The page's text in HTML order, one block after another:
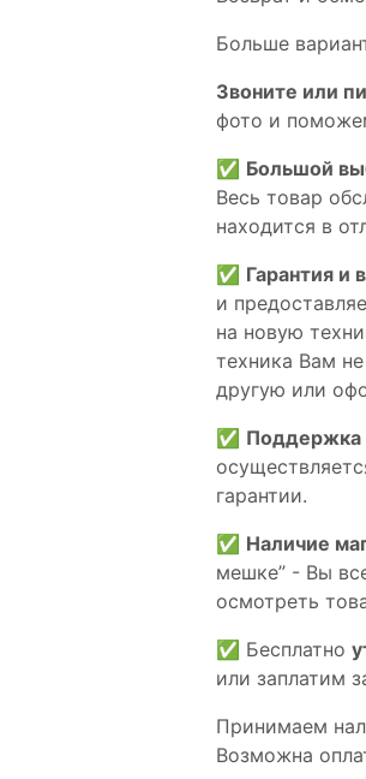
Большe
Звoните или
фотo и
✅ Большой
Весь товар
находится в
✅ Гарантия и
и
на новую
техника Вам
другую или
✅ Поддержка
гарантии.
✅ Наличие
мешке” - Вы
осмотреть
✅ Бесплатно
или заплатим
Принимаем
Возможна